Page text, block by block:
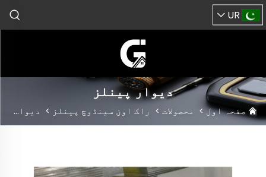
UR
دیوار پینلز
صفحہ اول> محصولات > راک اون سینڈوچ پینلز > دیوار پینلز